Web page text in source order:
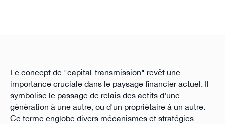
Le concept de "capital-transmission" revêt une
importance cruciale dans le paysage financier actuel. Il
symbolise le passage de relais des actifs d'une
génération à une autre, ou d'un propriétaire à un autre.
Ce terme englobe divers mécanismes et stratégies